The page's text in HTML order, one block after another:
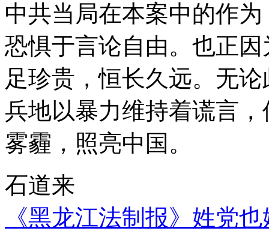
中共当局在本案中的作
恐惧于言论自由。也正
足珍贵，恒长久远。无
兵地以暴力维持着谎言
雾霾，照亮中国。
石道来
《黑龙江法制报》姓党